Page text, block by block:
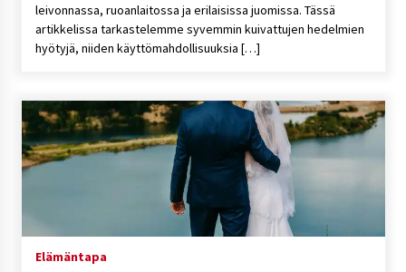
10 euron talletuskasinot ja pikamaksut: mitä
suomalaisten pelaajien on hyvä tietää
leivonnassa, ruoanlaitossa ja erilaisissa juomissa. Tässä
artikkelissa tarkastelemme syvemmin kuivattujen hedelmien
hyötyjä, niiden käyttömahdollisuuksia […]
Elämäntapa